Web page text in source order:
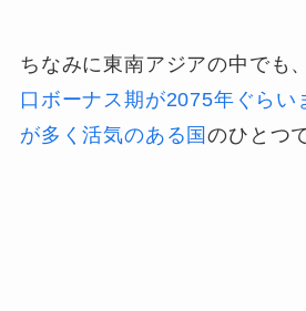
ちなみに東南アジアの中でも、
口ボーナス期が2075年ぐらい
が多く活気のある国のひとつ